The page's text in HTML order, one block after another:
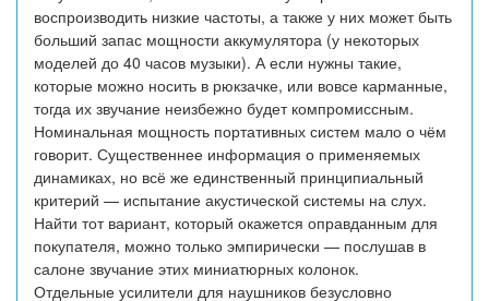
воспроизводить низкие частоты, а также у них может быть
больший запас мощности аккумулятора (у некоторых
моделей до 40 часов музыки). А если нужны такие,
которые можно носить в рюкзачке, или вовсе карманные,
тогда их звучание неизбежно будет компромиссным.
Номинальная мощность портативных систем мало о чём
говорит. Существеннее информация о применяемых
динамиках, но всё же единственный принципиальный
критерий — испытание акустической системы на слух.
Найти тот вариант, который окажется оправданным для
покупателя, можно только эмпирически — послушав в
салоне звучание этих миниатюрных колонок.
Отдельные усилители для наушников безусловно